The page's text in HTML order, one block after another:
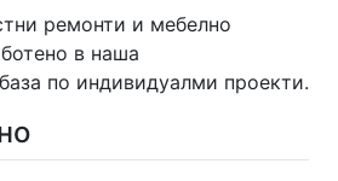
ремонти и мебелно
в наша
по индивидуалми проекти.